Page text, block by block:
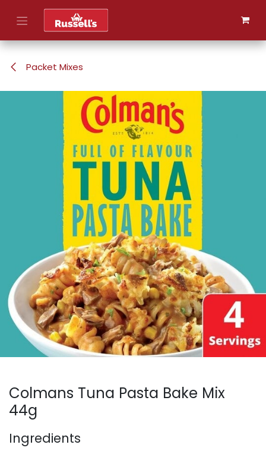
Skip to Content
Packet Mixes
Colmans Tuna Pasta Bake Mix
44g
Ingredients